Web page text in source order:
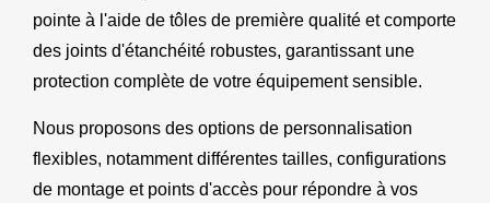
pointe à l'aide de tôles de première qualité et comporte
des joints d'étanchéité robustes, garantissant une
protection complète de votre équipement sensible.
Nous proposons des options de personnalisation
flexibles, notamment différentes tailles, configurations
de montage et points d'accès pour répondre à vos